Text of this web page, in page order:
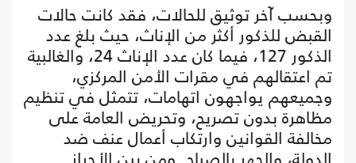
وبحسب آخر توثيق للحالات، فقد كانت حالات
القبض للذكور أكثر من الإناث، حيث بلغ عدد
الذكور 127، فيما كان عدد الإناث 24، والغالبية
تم اعتقالهم في مقرات الأمن المركزي،
وجميعهم يواجهون اتهامات، تتمثل في تنظيم
مظاهرة بدون تصريح، وتحريض العامة على
مخالفة القوانين وارتكاب أعمال عنف ضد